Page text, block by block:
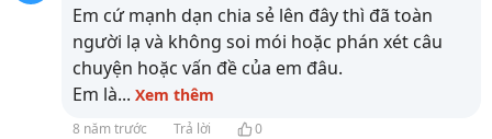
Em cứ mạnh dạn chia sẻ lên đây thì đã toàn
người lạ và không soi mói hoặc phán xét câu
chuyện hoặc vấn đề của em đâu.
Em là... Xem thêm
8 năm trước Trả lời 0